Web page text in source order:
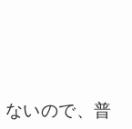
いので、普